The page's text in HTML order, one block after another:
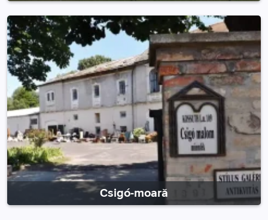
Csigó-moară